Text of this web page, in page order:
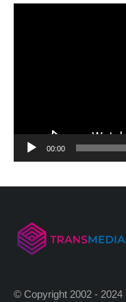
00:00
© Copyright 2002 -